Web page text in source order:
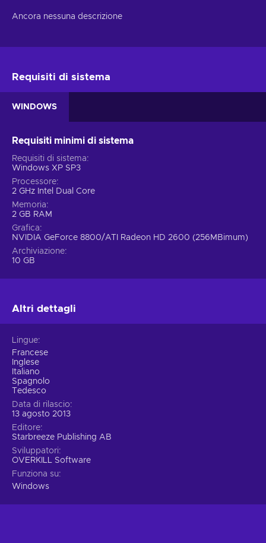
Ancora nessuna descrizione
Requisiti di sistema
WINDOWS
Requisiti minimi di sistema
Requisiti di sistema
Windows XP SP3
Processore
2 GHz Intel Dual Core
Memoria
2 GB RAM
Grafica
NVIDIA GeForce 8800/ATI Radeon HD 2600 (256MBimum)
Archiviazione
10 GB
Altri dettagli
Lingue
Francese
Inglese
Italiano
Spagnolo
Tedesco
Data di rilascio
13 agosto 2013
Editore
Starbreeze Publishing AB
Sviluppatori
OVERKILL Software
Funziona su
Windows